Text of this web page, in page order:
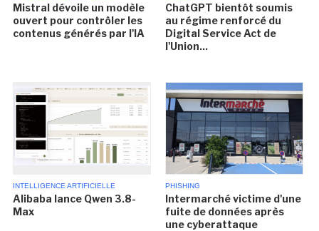
Mistral dévoile un modèle
ouvert pour contrôler les
contenus générés par l'IA
ChatGPT bientôt soumis
au régime renforcé du
Digital Service Act de
l'Union...
INTELLIGENCE ARTIFICIELLE
Alibaba lance Qwen 3.8-
Max
PHISHING
Intermarché victime d'une
fuite de données après
une cyberattaque